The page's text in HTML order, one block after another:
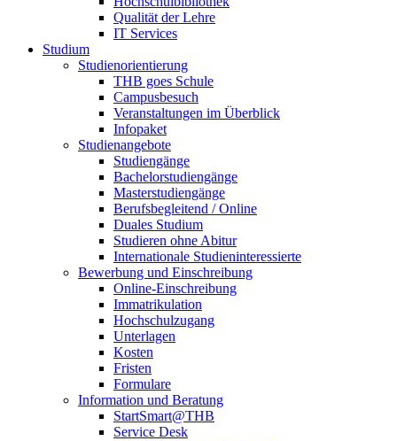
Qualität der Lehre
IT Services
Studium
Studienorientierung
THB goes Schule
Campusbesuch
Veranstaltungen im Überblick
Infopaket
Studienangebote
Studiengänge
Bachelorstudiengänge
Masterstudiengänge
Berufsbegleitend / Online
Duales Studium
Studieren ohne Abitur
Internationale Studieninteressierte
Bewerbung und Einschreibung
Online-Einschreibung
Immatrikulation
Hochschulzugang
Unterlagen
Kosten
Fristen
Formulare
Information und Beratung
StartSmart@THB
Service Desk